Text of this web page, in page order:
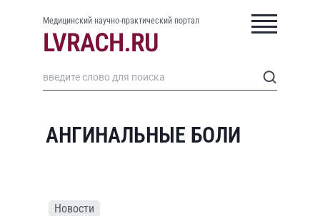
Медицинский научно-практический портал
АНГИНАЛЬНЫЕ БОЛИ
Новости